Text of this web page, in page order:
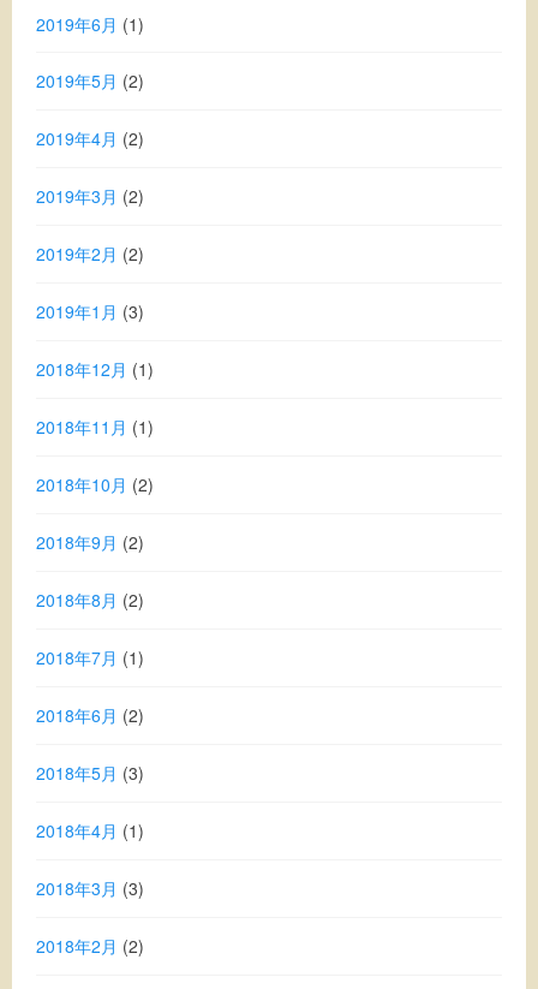
2019年6月 (1)
2019年5月 (2)
2019年4月 (2)
2019年3月 (2)
2019年2月 (2)
2019年1月 (3)
2018年12月 (1)
2018年11月 (1)
2018年10月 (2)
2018年9月 (2)
2018年8月 (2)
2018年7月 (1)
2018年6月 (2)
2018年5月 (3)
2018年4月 (1)
2018年3月 (3)
2018年2月 (2)